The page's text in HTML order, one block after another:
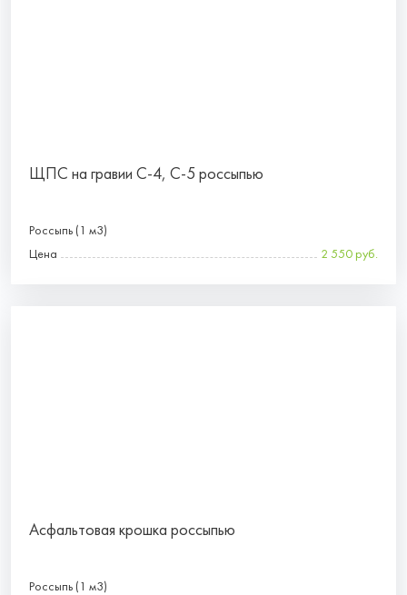
ЩПС на гравии С-4, С-5 россыпью
Россыпь (1 м3)
Цена
2 550 руб.
Асфальтовая крошка россыпью
Россыпь (1 м3)